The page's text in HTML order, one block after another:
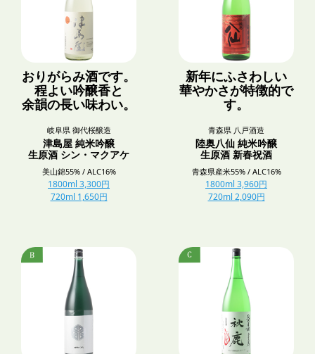
おりがらみ酒です。
程よい吟醸香と
余韻の長い味わい。
岐阜県 御代桜醸造
津島屋 純米吟醸
生原酒 シン・マクアケ
美山錦55% / ALC16%
1800ml 3,300円
720ml 1,650円
新年にふさわしい
華やかさが特徴的で
す。
青森県 八戸酒造
陸奥八仙 純米吟醸
生原酒 新春祝酒
青森県産米55% / ALC16%
1800ml 3,960円
720ml 2,090円